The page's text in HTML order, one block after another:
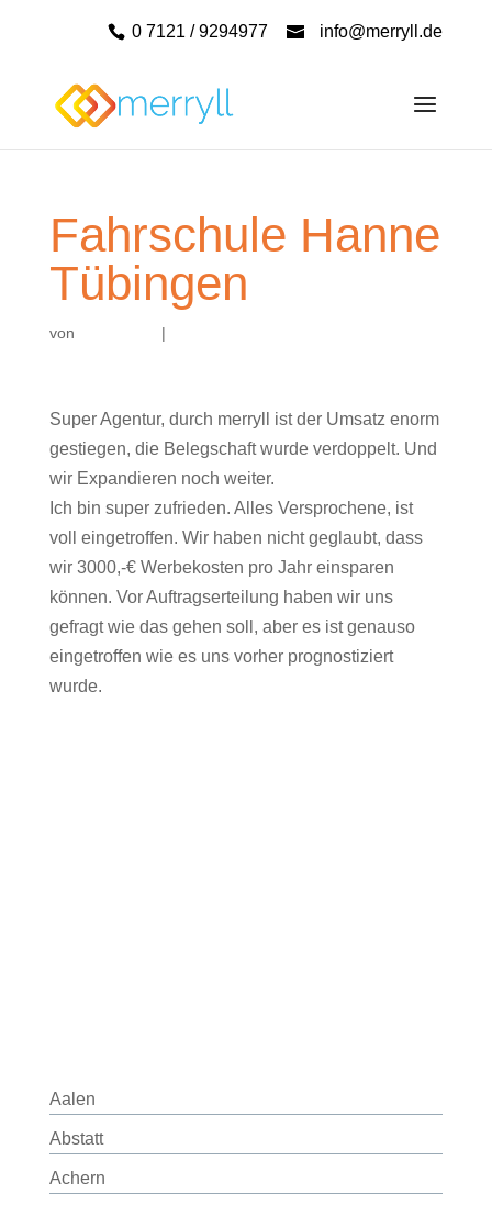
0 7121 / 9294977 info@merryll.de
Fahrschule Hanne
Tübingen
von |
Super Agentur, durch merryll ist der Umsatz enorm
gestiegen, die Belegschaft wurde verdoppelt. Und
wir Expandieren noch weiter.
Ich bin super zufrieden. Alles Versprochene, ist
voll eingetroffen. Wir haben nicht geglaubt, dass
wir 3000,-€ Werbekosten pro Jahr einsparen
können. Vor Auftragserteilung haben wir uns
gefragt wie das gehen soll, aber es ist genauso
eingetroffen wie es uns vorher prognostiziert
wurde.
Aalen
Abstatt
Achern